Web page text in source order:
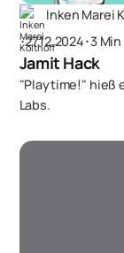
Inken Marei
･27.12.2024･3 Min
Jamit Hack
"Playtime!" hieß
Labs.